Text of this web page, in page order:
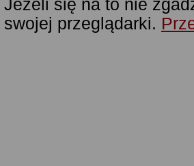
Jeżeli się na to nie
swojej przeglądarki.